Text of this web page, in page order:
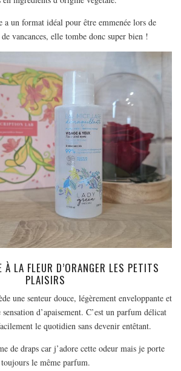
a un format idéal pour être emmenée lors de
vancances, elle tombe donc super bien !
À LA FLEUR D’ORANGER LES PETITS
PLAISIRS
une senteur douce, légèrement enveloppante et
sensation d’apaisement. C’est un parfum délicat
le quotidien sans devenir entêtant.
de draps car j’adore cette odeur mais je porte
toujours le même parfum.